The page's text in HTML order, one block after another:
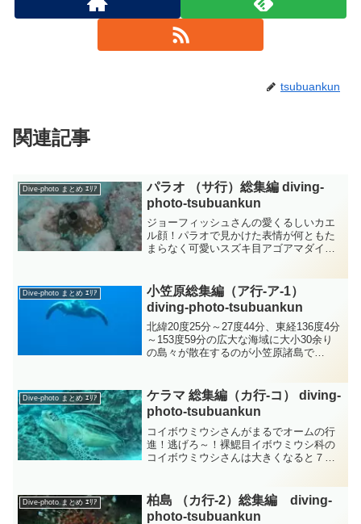
tsubuankun
関連記事
Dive-photo まとめ ｴﾘｱ
パラオ （サ行）総集編 diving-
photo‐tsubuankun
ジョーフィッシュさんの愛くるしいカエ
ル顔！パラオで見かけた表情が何ともた
まらなく可愛いスズキ目アゴアマダイ科
ませんがカエルアマダイさんとも言いま
す・・・ジョーフィッシュ...
Dive-photo まとめ ｴﾘｱ
小笠原総集編（ア行-ア-1）
diving-photo‐tsubuankun
北緯20度25分～27度44分、東経136度4分
～153度59分の広大な海域に大小30余り
の島々が散在するのが小笠原諸島で
1/3はこれら小笠原の島々によって確保さ
れて...
Dive-photo まとめ ｴﾘｱ
ケラマ 総集編（カ行-コ） diving-
photo‐tsubuankun
コイボウミウシさんがまるでオームの行
進！逃げろ～！裸鰓目イボウミウシ科の
コイボウミウシさんは大きくなると７ｃ
ったイボ状突起がボコボコとたくさんあ
ります・・・このイボ状突...
Dive-photo まとめ ｴﾘｱ
柏島 （カ行-2）総集編 diving-
photo‐tsubuankun